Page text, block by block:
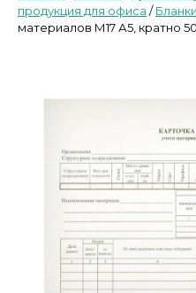
продукция для офиса /Бланки
материалов М17 А5, кратно 50